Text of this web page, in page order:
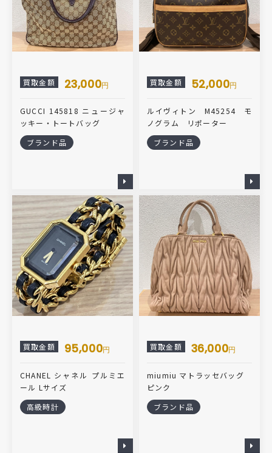
買取金額 23,000円
GUCCI 145818 ニュージャ
ッキー・トートバッグ
ブランド品
買取金額 52,000円
ルイヴィトン M45254 モ
ノグラム リポーター
ブランド品
買取金額 95,000円
CHANEL シャネル プルミエ
ール Lサイズ
高級時計
買取金額 36,000円
miumiu マトラッセバッグ
ピンク
ブランド品